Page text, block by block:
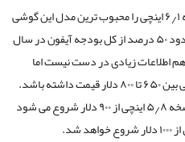
طبق گفته سایت Tred Force اپل نسخه ۶٫۱ اینچی را محبوب ترین مدل این گوشی
پیش بینی کرده و بودجه آیفون ۶٫۱ را حدود ۵۰ درصد از کل بودجه آیفون در سال
هم اطلاعات زیادی در دست نیست اما
کارشناسان زیادی معتقدند که این گوشی بین ۶۵۰ تا ۸۰۰ دلار قیمت داشته باشد.
دسته ای دیگر عقیده دارند که قیمت نسخه ۵٫۸ اینچی از ۹۰۰ دلار شروع می شود